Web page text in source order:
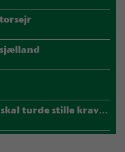
Carlén efter første uge: Vi skal turde stille krav til hinanden